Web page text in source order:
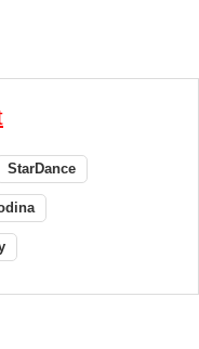
StarDance